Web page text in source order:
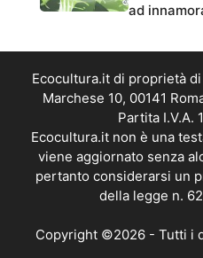
ad
Ecocultura.it di proprietà
Marchese 10, 00141
Partita I.V.A.
Ecocultura.it non è una
viene aggiornato senza
pertanto considerarsi un
della legge n.
Copyright ©2026 - Tutti i